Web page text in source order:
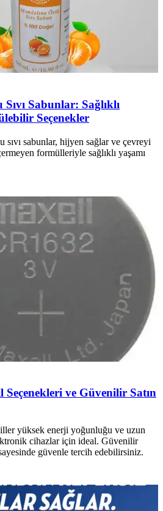
Sabunlar: Sağlıklı
Seçenekler
sabunlar, hijyen sağlar ve çevreyi
formülleriyle sağlıklı yaşamı
ve Güvenilir Satın
yüksek enerji yoğunluğu ve uzun
cihazlar için ideal. Güvenilir
güvenle tercih edebilirsiniz.